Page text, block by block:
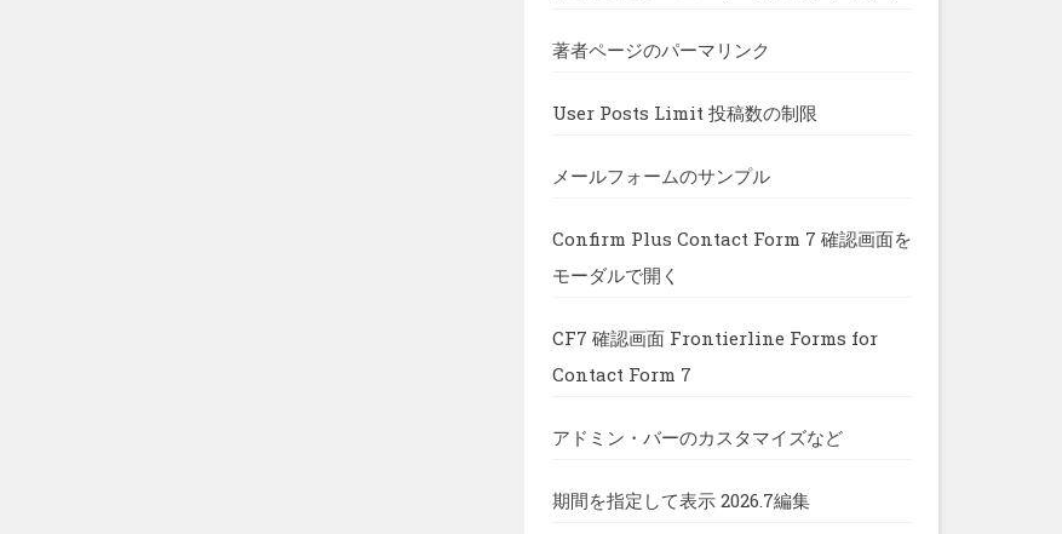
著者ページのパーマリンク
User Posts Limit 投稿数の制限
メールフォームのサンプル
Confirm Plus Contact Form 7 確認画面を
モーダルで開く
CF7 確認画面 Frontierline Forms for
Contact Form 7
アドミン・バーのカスタマイズなど
期間を指定して表示 2026.7編集